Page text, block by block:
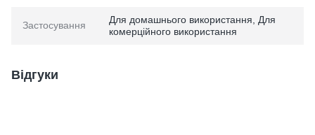
Застосування
Для домашнього використання, Для
комерційного використання
Відгуки